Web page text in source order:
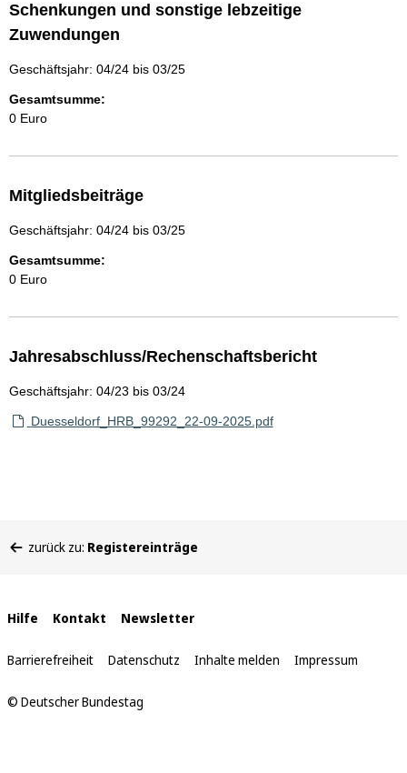
Schenkungen und sonstige lebzeitige
Zuwendungen
Geschäftsjahr: 04/24 bis 03/25
Gesamtsumme:
0 Euro
Mitgliedsbeiträge
Geschäftsjahr: 04/24 bis 03/25
Gesamtsumme:
0 Euro
Jahresabschluss/Rechenschaftsbericht
Geschäftsjahr: 04/23 bis 03/24
Duesseldorf_HRB_99292_22-09-2025.pdf
befinden
zurück zu: Registereinträge
Interne
Links
Hilfe Kontakt Newsletter
Barrierefreiheit Datenschutz Inhalte melden Impressum
© Deutscher Bundestag